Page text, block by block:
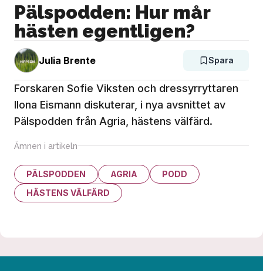
Pälspodden: Hur mår
hästen egentligen?
Julia Brente Spara
Forskaren Sofie Viksten och dressyrryttaren
Ilona Eismann diskuterar, i nya avsnittet av
Pälspodden från Agria, hästens välfärd.
Ämnen i artikeln
PÄLSPODDEN AGRIA
PODD
HÄSTENS VÄLFÄRD